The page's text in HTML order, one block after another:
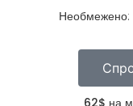
Необмежено:
62$ на